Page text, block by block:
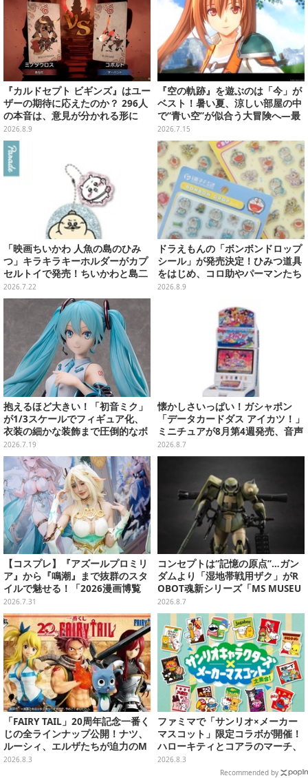
『カルドセプト ビギンズ』はユー
ザーの期待に応えたのか？ 296人
の本音は、意見が分かれる形に
【アンケ結果】
2026.8.9
『空の軌跡』を遊ぶのは「今」が
ベスト！暑い夏、涼しい部屋の中
で“青い空”が似合う大冒険へ―最
安値でセール中の『the 1st』か
ら新作『空の軌跡 the 2nd』まで
駆け抜けよう
2026.7.15
「映画ちいかわ 人魚の島のひみ
つ」キラキラキーホルダーがカプ
セルトイで発売！ちいかわと島二
郎など全8種、2個セットのスペシ
ャル仕様も
2026.7.22
ドラえもんの「ボンボンドロップ
シール」が発売決定！ひみつ道具
をはじめ、コロ助やパーマンたち
「藤子・F・不二雄」キャラも収
2026.8.9
抱えるほど大きい！「初音ミク」
が1/3スケールでフィギュア化、
衣装の細かな装飾まで圧倒的なボ
リュームで再現
2026.7.19
懐かしさいっぱい！ガシャポン
「データカードダス アイカツ！」
ミニチュアが8月第4週発売、音声
が流れる特別仕様も当たる
2026.8.7
【コスプレ】『アズールプロミリ
ア』から『鳴潮』まで抜群のスタ
イルで魅せる！「2026漫画博覧
会」百花繚乱の台湾美女12選【写
真37枚】
2026.7.31
コンセプトは“記憶の原点”…ガン
ダムより「湿地帯戦用ザク」がR
OBOT魂新シリーズ「MS MUSEU
M」で商品化！博物館イメージの
ベースも注目
2026.8.7
「FAIRY TAIL」20周年記念一番く
じの全ラインナップ公開！ナツ、
ルーシィ、エルザたちが迫力のM
ASTERLISEで初登場
2026.8.3
ファミマで「サンリオ×メーカー
マスコット」限定コラボが開催！
ハローキティとコアラのマーチ、
ハンギョドンと出前坊やなど全26
キャラが夢の共演
2026.8.3
Recommended by